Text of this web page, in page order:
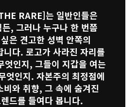
RARE]는 일반인들은
, 그러나 누구나 한 번쯤
은 견고한 성벽 안쪽의
니다. 로고가 사라진 자리를
엇인지, 그들이 지갑을 여는
엇인지. 자본주의 최정점에
비와 취향, 그 속에 숨겨진
드를 들여다 봅니다.